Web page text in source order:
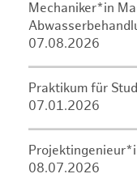
Mechaniker*in
07.08.2026
Praktikum für
07.01.2026
08.07.2026